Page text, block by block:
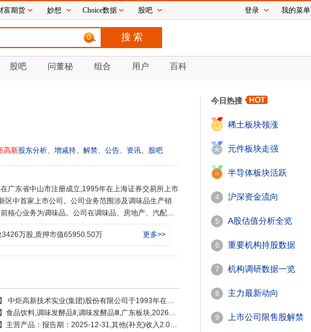
0
股吧 问董秘 组合 用户 百科
高新股东分析、 增减持、 解禁、 公告、 资讯、 股吧
中首家上市公司。公司业务范围涉及调味品生产销
核心业务为调味品。公司在调味品、房地产、汽配、
有限公司。下属广东美味鲜调味食品有限公司是专业生
局。中炬高新坚持扎根中山面向全国,大胆创新企业管
源,持续聚焦调味品行业,强化多品类发展和技术创新,同
行业,将公司打造成为国内超一流的调味食品企业集
3426万股,质押市值65950.50万 更多>>
中炬高新技术实业(集团)股份有限公司于1993年在广东省中山市注册成立,1995年在上海证券交易所上市(股票代码:
食品饮料,调味发酵品Ⅱ,调味发酵品Ⅲ,广东板块,2026中报预增,消费风格,小盘股,标准普尔,富时罗素,沪股通,融资融券,QFII重仓,味蕾经济,调味品概念,参股银行
主营产品：报告期：2025-12-31,其他(补充)收入2.06亿 ，占比4.91% ，利润0.65亿 ，占比3.96% ，毛利率31.57%；园区及房地产开发运营收入0.68亿 ，占比1.62% ，利润0.05亿 ，占比0.27% ，毛利率6.62%；调味品收入39.26亿 ，占比93.47% ，利润15.76亿 ，占比95.77% ，毛利率40.14%
今日热搜
稀土板块领涨
2
元件板块走强
3
半导体板块活跃
4 沪深资金流向
5 A股估值分析全览
6 重要机构持股数据
7 机构调研数据一览
8 主力最新动向
9 上市公司限售股解禁
富期货 妙想 Choice数据 股吧 登录 我的菜单